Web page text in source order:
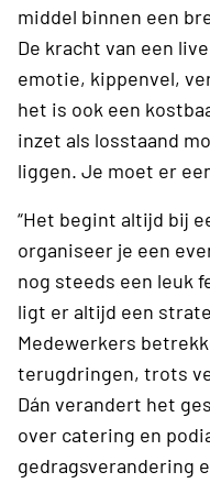
middel binnen een
De kracht van een
emotie, kippenvel,
het is ook een
inzet als losstaand
liggen. Je moet er
“Het begint altijd bij
organiseer je een
nog steeds een leuk
ligt er altijd een
Medewerkers
terugdringen, trots
Dán verandert het
over catering en
gedragsverandering